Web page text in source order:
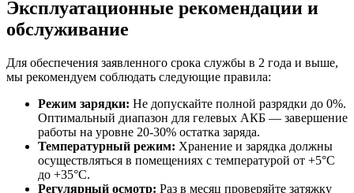
Эксплуатационные рекомендации и
обслуживание
Для обеспечения заявленного срока службы в 2 года и выше,
мы рекомендуем соблюдать следующие правила:
Режим зарядки: Не допускайте полной разрядки до 0%.
Оптимальный диапазон для гелевых АКБ — завершение
работы на уровне 20-30% остатка заряда.
Температурный режим: Хранение и зарядка должны
осуществляться в помещениях с температурой от +5°C
до +35°C.
Регулярный осмотр: Раз в месяц проверяйте затяжку